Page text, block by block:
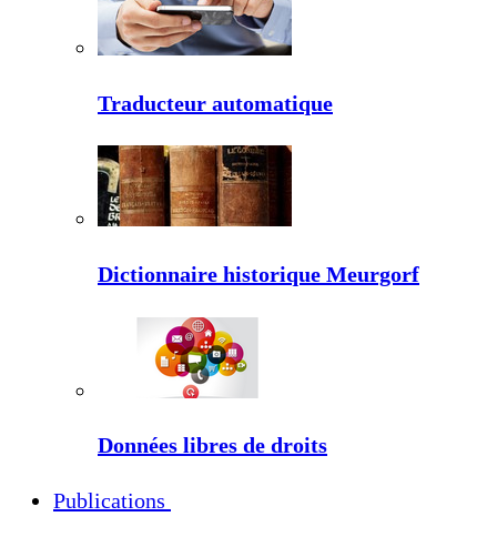
Traducteur automatique
Dictionnaire historique Meurgorf
Données libres de droits
Publications